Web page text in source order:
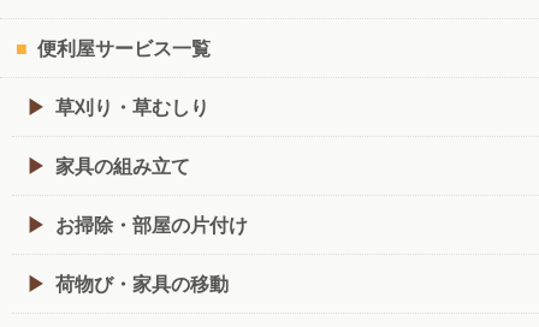
便利屋サービス一覧
草刈り・草むしり
家具の組み立て
お掃除・部屋の片付け
荷物び・家具の移動